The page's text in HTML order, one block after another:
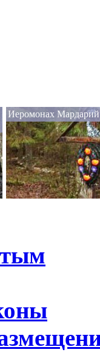
Иеромонах Мардарий